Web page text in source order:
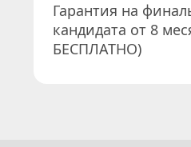
Гарантия на
кандидата от 8
БЕСПЛАТНО)